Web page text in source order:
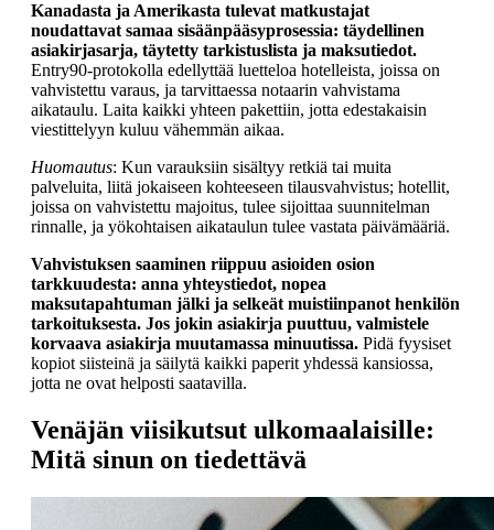
Kanadasta ja Amerikasta tulevat matkustajat
noudattavat samaa sisäänpääsyprosessia: täydellinen
asiakirjasarja, täytetty tarkistuslista ja maksutiedot.
Entry90-protokolla edellyttää luetteloa hotelleista, joissa on
vahvistettu varaus, ja tarvittaessa notaarin vahvistama
aikataulu. Laita kaikki yhteen pakettiin, jotta edestakaisin
viestittelyyn kuluu vähemmän aikaa.
Huomautus: Kun varauksiin sisältyy retkiä tai muita
palveluita, liitä jokaiseen kohteeseen tilausvahvistus; hotellit,
joissa on vahvistettu majoitus, tulee sijoittaa suunnitelman
rinnalle, ja yökohtaisen aikataulun tulee vastata päivämääriä.
Vahvistuksen saaminen riippuu asioiden osion
tarkkuudesta: anna yhteystiedot, nopea
maksutapahtuman jälki ja selkeät muistiinpanot henkilön
tarkoituksesta. Jos jokin asiakirja puuttuu, valmistele
korvaava asiakirja muutamassa minuutissa. Pidä fyysiset
kopiot siisteinä ja säilytä kaikki paperit yhdessä kansiossa,
jotta ne ovat helposti saatavilla.
Venäjän viisikutsut ulkomaalaisille:
Mitä sinun on tiedettävä